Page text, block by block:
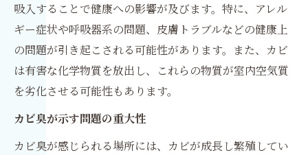
吸入することで健康への影響が及びます。特に、アレル
ギー症状や呼吸器系の問題、皮膚トラブルなどの健康上
の問題が引き起こされる可能性があります。また、カビ
は有害な化学物質を放出し、これらの物質が室内空気質
を劣化させる可能性もあります。
カビ臭が示す問題の重大性
カビ臭が感じられる場所には、カビが成長し繁殖してい